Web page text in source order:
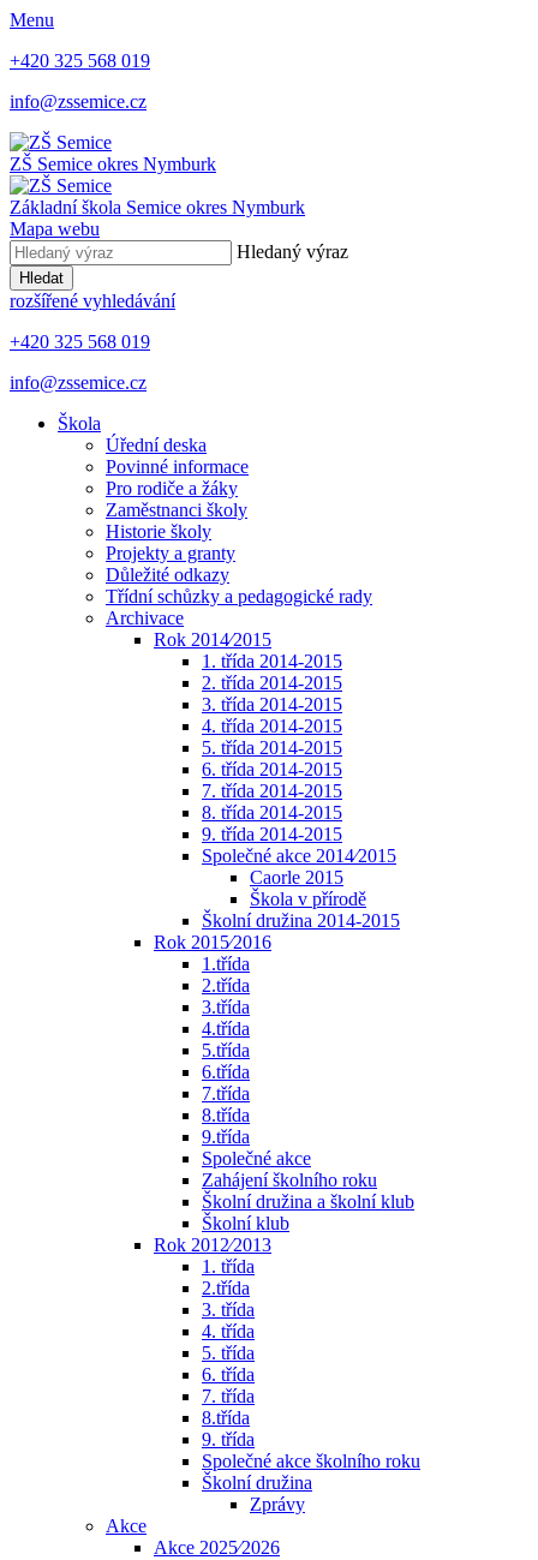
Menu
+420 325 568 019
info@zssemice.cz
ZŠ Semice okres Nymburk
Základní škola Semice okres Nymburk
Mapa webu
Hledaný výraz
Hledat
rozšířené vyhledávání
+420 325 568 019
info@zssemice.cz
Škola
Úřední deska
Povinné informace
Pro rodiče a žáky
Zaměstnanci školy
Historie školy
Projekty a granty
Důležité odkazy
Třídní schůzky a pedagogické rady
Archivace
Rok 2014⁄2015
1. třída 2014-2015
2. třída 2014-2015
3. třída 2014-2015
4. třída 2014-2015
5. třída 2014-2015
6. třída 2014-2015
7. třída 2014-2015
8. třída 2014-2015
9. třída 2014-2015
Společné akce 2014⁄2015
Caorle 2015
Škola v přírodě
Školní družina 2014-2015
Rok 2015⁄2016
1.třída
2.třída
3.třída
4.třída
5.třída
6.třída
7.třída
8.třída
9.třída
Společné akce
Zahájení školního roku
Školní družina a školní klub
Školní klub
Rok 2012⁄2013
1. třída
2.třída
3. třída
4. třída
5. třída
6. třída
7. třída
8.třída
9. třída
Společné akce školního roku
Školní družina
Zprávy
Akce
Akce 2025⁄2026